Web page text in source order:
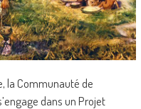
la Communauté de
dans un Projet